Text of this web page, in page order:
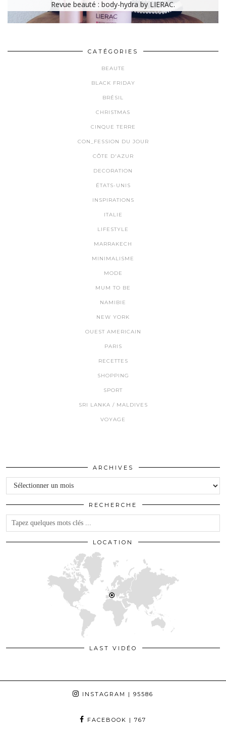
Revue beauté : body-hydra by LIERAC.
CATÉGORIES
BEAUTE
BLACK FRIDAY
BRÉSIL
CHRISTMAS
CINQUE TERRE
CON_FESSION DU JOUR
CÔTE D'AZUR
DECORATION
ÉTATS-UNIS
INSPIRATIONS
ITALIE
LIFESTYLE
MARRAKECH
MINIMALISME
MODE
MUM TO BE
NAMIBIE
NEW YORK
OUEST AMERICAIN
PARIS
RECETTES
SHOPPING
SPORT
SRI LANKA / MALDIVES
VOYAGE
ARCHIVES
Archives
RECHERCHE
LOCATION
LAST VIDÉO
INSTAGRAM | 95586
FACEBOOK | 767